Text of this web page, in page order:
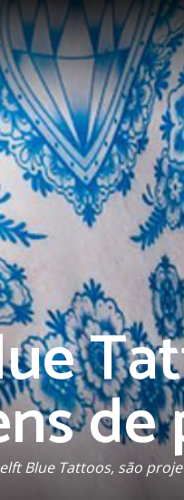
de
Blue Tattoos, são